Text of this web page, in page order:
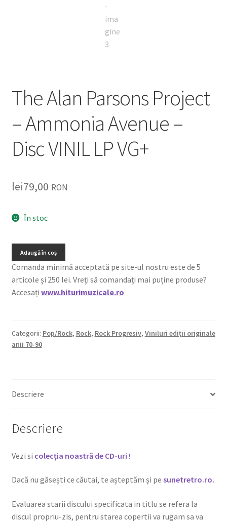
The Alan Parsons Project
– Ammonia Avenue –
Disc VINIL LP VG+
lei79,00 RON
În stoc
Adaugă în coș
Comanda minimă acceptată pe site-ul nostru este de 5
articole și 250 lei. Vreți să comandați mai puține produse?
Accesați www.hiturimuzicale.ro
Categorii: Pop/Rock, Rock, Rock Progresiv, Viniluri ediții originale
anii 70-90
Descriere
Descriere
Vezi si colecția noastră de CD-uri !
Dacă nu găsești ce căutai, te așteptăm și pe sunetretro.ro.
Evaluarea starii discului specificata in titlu se refera la
discul propriu-zis, pentru starea copertii va rugam sa va